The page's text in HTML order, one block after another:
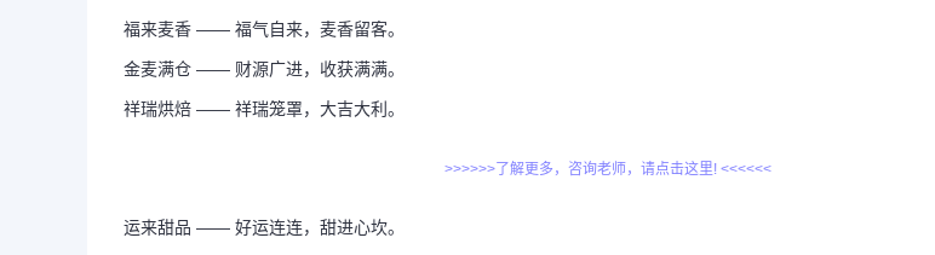
福来麦香 —— 福气自来，麦香留客。
金麦满仓 —— 财源广进，收获满满。
祥瑞烘焙 —— 祥瑞笼罩，大吉大利。
>>>>>>了解更多，咨询老师，请点击这里! <<<<<<
运来甜品 —— 好运连连，甜进心坎。